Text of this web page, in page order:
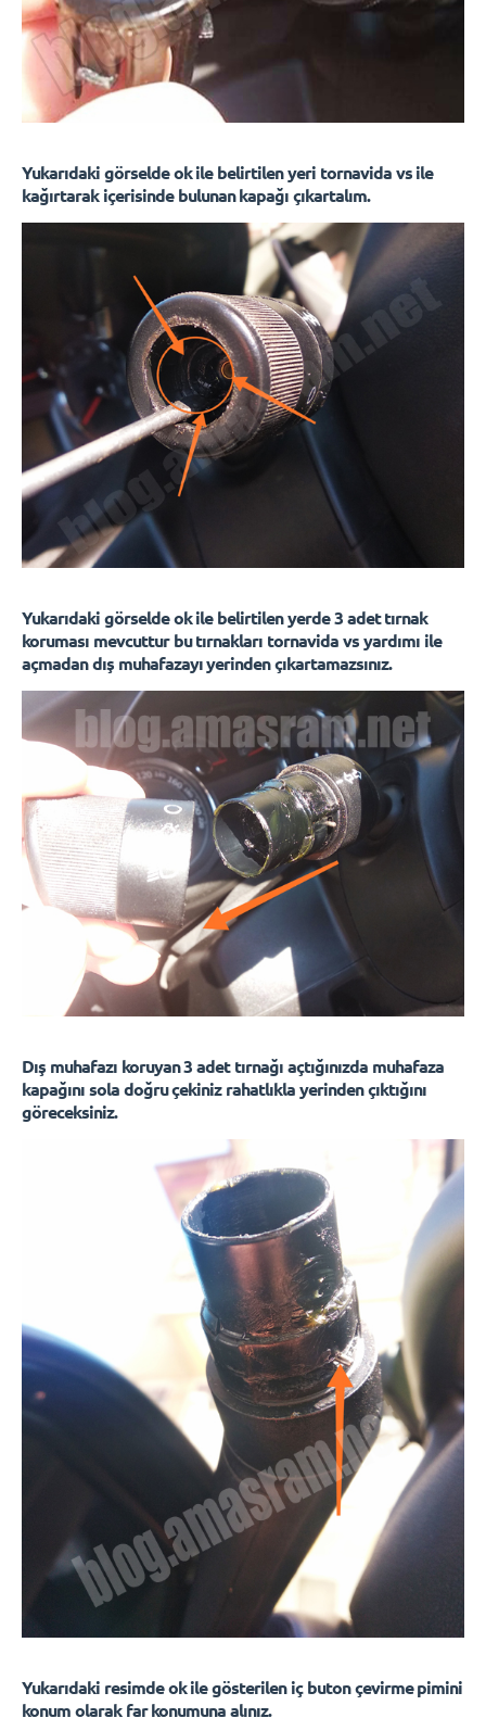
Yukarıdaki görselde ok ile belirtilen yeri tornavida vs ile
kağırtarak içerisinde bulunan kapağı çıkartalım.
Yukarıdaki görselde ok ile belirtilen yerde 3 adet tırnak
koruması mevcuttur bu tırnakları tornavida vs yardımı ile
açmadan dış muhafazayı yerinden çıkartamazsınız.
Dış muhafazı koruyan 3 adet tırnağı açtığınızda muhafaza
kapağını sola doğru çekiniz rahatlıkla yerinden çıktığını
göreceksiniz.
Yukarıdaki resimde ok ile gösterilen iç buton çevirme pimini
konum olarak far konumuna alınız.